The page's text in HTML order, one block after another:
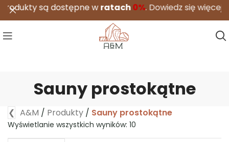
Sauny prostokątne
❮ A&M / Produkty / Sauny prostokątne
Wyświetlanie wszystkich wyników: 10
wratach0%.Dowiedz się więcej